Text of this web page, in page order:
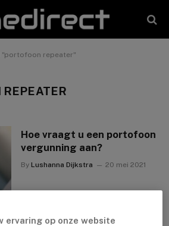
"portofoon repeater"
Hoe vraagt u een portofoon
vergunning aan?
By Lushanna Dijkstra 20 mei 2021
ervaring op onze website